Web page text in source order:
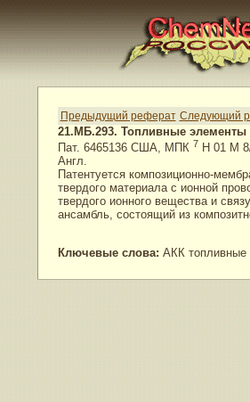
Предыдущий реферат Следующий
21.МБ.293. Топливные элементы
Пат. 6465136 США, МПК 7 H 01 M
Англ.
Патентуется композиционно-
твердого материала с ионной
твердого ионного вещества и
ансамбль, состоящий из
Ключевые слова: АКК топливные